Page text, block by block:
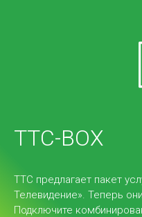
сервисной службы
эффективной
TTC-BOX
TTC предлагает пакет
Телевидение». Теперь
Подключите